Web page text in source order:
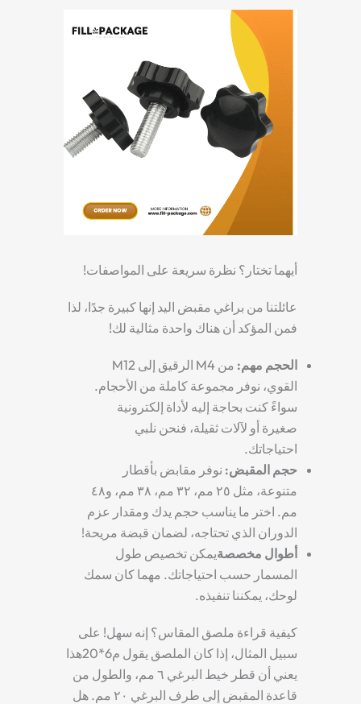
أيهما تختار؟ نظرة سريعة على المواصفات!
عائلتنا من براغي مقبض اليد إنها كبيرة جدًا، لذا
فمن المؤكد أن هناك واحدة مثالية لك!
الحجم مهم:
من M4 الرقيق إلى M12
القوي، نوفر مجموعة كاملة من الأحجام.
سواءً كنت بحاجة إليه لأداة إلكترونية
صغيرة أو لآلات ثقيلة، فنحن نلبي
احتياجاتك.
حجم المقبض: نوفر مقابض بأقطار
متنوعة، مثل ٢٥ مم، ٣٢ مم، ٣٨ مم، و٤٨
مم. اختر ما يناسب حجم يدك ومقدار عزم
الدوران الذي تحتاجه، لضمان قبضة مريحة!
أطوال مخصصةيمكن تخصيص طول
المسمار حسب احتياجاتك. مهما كان سمك
لوحك، يمكننا تنفيذه.
كيفية قراءة ملصق المقاس؟ إنه سهل! على
سبيل المثال، إذا كان الملصق يقول م6*20
هذا
يعني أن قطر خيط البرغي ٦ مم، والطول من
قاعدة المقبض إلى طرف البرغي ٢٠ مم. هل